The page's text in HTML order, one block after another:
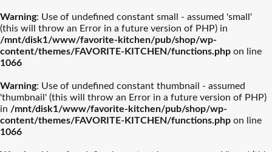
Warning: Use of undefined constant small - assumed 'small'
(this will throw an Error in a future version of PHP) in
/mnt/disk1/www/favorite-kitchen/pub/shop/wp-
content/themes/FAVORITE-KITCHEN/functions.php on line
1066
Warning: Use of undefined constant thumbnail - assumed
'thumbnail' (this will throw an Error in a future version of PHP)
in /mnt/disk1/www/favorite-kitchen/pub/shop/wp-
content/themes/FAVORITE-KITCHEN/functions.php on line
1066